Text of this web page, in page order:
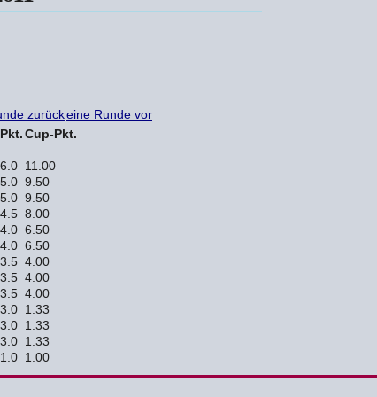
zurückeine Runde vor
Pkt.Cup-Pkt.
6.0 11.00
5.0 9.50
5.0 9.50
4.5 8.00
4.0 6.50
4.0 6.50
3.5 4.00
3.5 4.00
3.5 4.00
3.0 1.33
3.0 1.33
3.0 1.33
1.0 1.00